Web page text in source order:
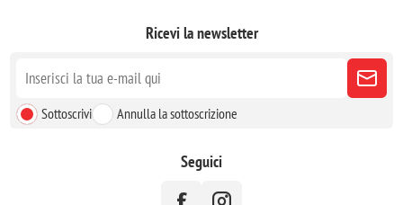
Ricevi la newsletter
Sottoscrivi Annulla la sottoscrizione
Seguici